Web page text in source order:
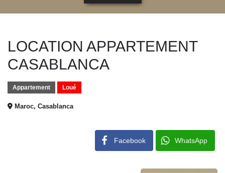
LOCATION APPARTEMENT
CASABLANCA
Appartement Loué
Maroc, Casablanca
Facebook WhatsApp